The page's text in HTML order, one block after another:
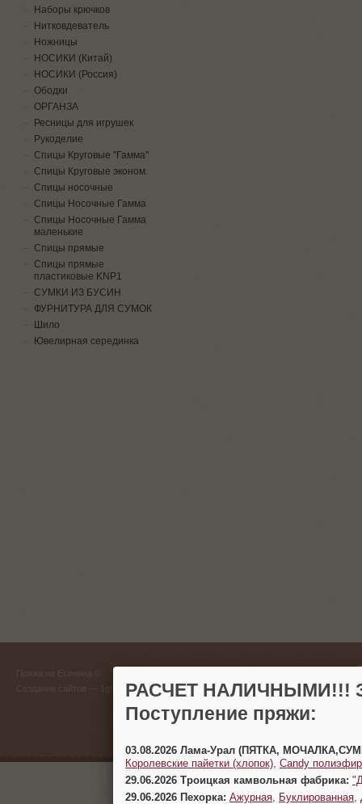
Наборы крючков
Нитковдеватель
Ножницы
НОСИКИ (Китай)
НОСИКИ (Россия)
Ободки
ОРГАНЗА
Ресницы для игрушек
Рукоделие
Спицы Круговые "Гамма"
Спицы Круговые эконом.
Спицы носочные
Спицы Носочные Гамма
Спицы Носочные Гамма
маленькие
Спицы прямые
Спицы прямые
пластиковые KNP1
СУМКИ ИЗ БУСИН
ФУРНИТУРА ДЛЯ СУМОК
Шило
Ювелирная серединка
Пряжа на Есенина ©
Создание сайтов
(383)
г.
РАСЧЕТ НАЛИЧНЫМИ!!!
Поступление пряжи:
03.08.2026 Лама-Урал (ПЯТКА,
Королевские пайетки (хлопок) Candy
29.06.2026 Троицкая камвольная фабрика:
29.06.2026 Пехорка: Ажурная Буклированная